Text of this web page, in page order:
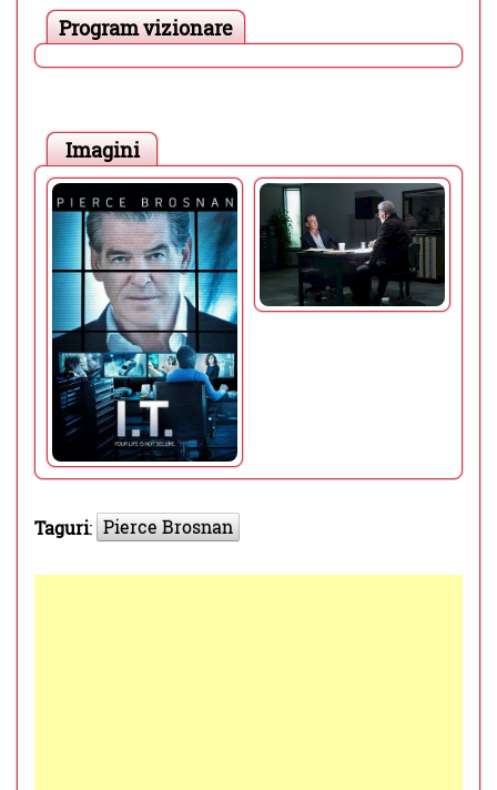
Program vizionare
Imagini
Taguri: Pierce Brosnan